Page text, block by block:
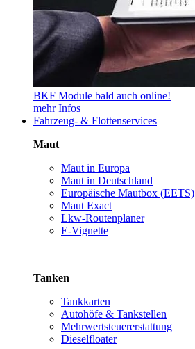
BKF Module bald auch online!
mehr Infos
Fahrzeug- & Flottenservices
Maut
Maut in Europa
Maut in Deutschland
Europäische Mautbox (EETS)
Maut Exact
Lkw-Routenplaner
E-Vignette
Tanken
Tankkarten
Autohöfe & Tankstellen
Mehrwertsteuererstattung
Dieselfloater